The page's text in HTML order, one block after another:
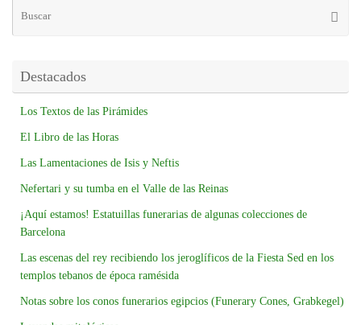
Destacados
Los Textos de las Pirámides
El Libro de las Horas
Las Lamentaciones de Isis y Neftis
Nefertari y su tumba en el Valle de las Reinas
¡Aquí estamos! Estatuillas funerarias de algunas colecciones de
Barcelona
Las escenas del rey recibiendo los jeroglíficos de la Fiesta Sed en los
templos tebanos de época ramésida
Notas sobre los conos funerarios egipcios (Funerary Cones, Grabkegel)